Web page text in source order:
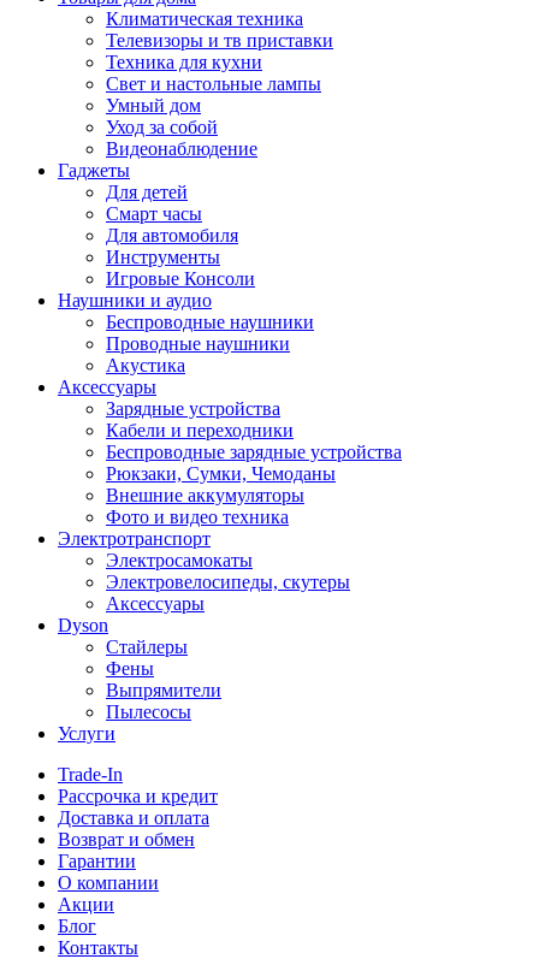
Климатическая техника
Телевизоры и тв приставки
Техника для кухни
Свет и настольные лампы
Умный дом
Уход за собой
Видеонаблюдение
Гаджеты
Для детей
Смарт часы
Для автомобиля
Инструменты
Игровые Консоли
Наушники и аудио
Беспроводные наушники
Проводные наушники
Акустика
Аксессуары
Зарядные устройства
Кабели и переходники
Беспроводные зарядные устройства
Рюкзаки, Сумки, Чемоданы
Внешние аккумуляторы
Фото и видео техника
Электротранспорт
Электросамокаты
Электровелосипеды, скутеры
Аксессуары
Dyson
Стайлеры
Фены
Выпрямители
Пылесосы
Услуги
Trade-In
Рассрочка и кредит
Доставка и оплата
Возврат и обмен
Гарантии
О компании
Акции
Блог
Контакты